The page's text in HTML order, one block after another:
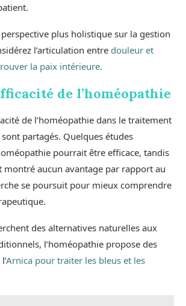
plus holistique sur la gestion
l’articulation entre douleur et
la paix intérieure.
de l’homéopathie
de l’homéopathie dans le traitement
partagés. Quelques études
pourrait être efficace, tandis
montré aucun avantage par rapport au
se poursuit pour mieux comprendre
des alternatives naturelles aux
l’homéopathie propose des
Arnica pour traiter les bleus et les